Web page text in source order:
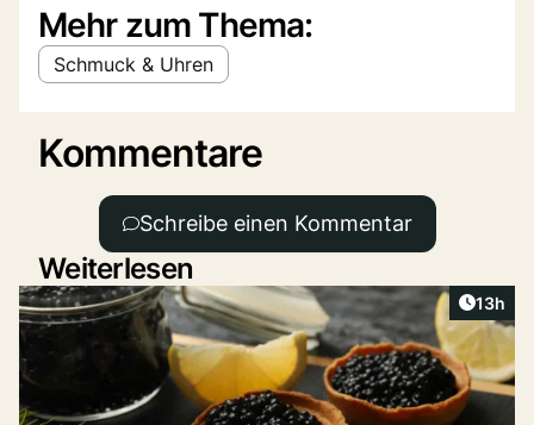
Mehr zum Thema:
Schmuck & Uhren
Kommentare
Schreibe einen Kommentar
Weiterlesen
Artikel
13h